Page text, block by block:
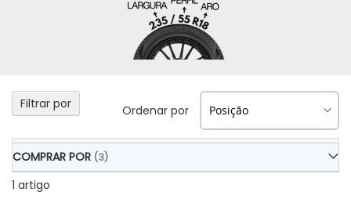
1 artigo
Ordenar por
Filtrar por
COMPRAR POR